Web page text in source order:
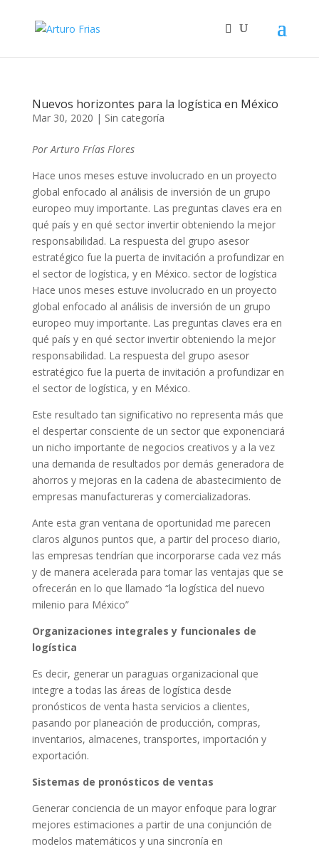
Nuevos horizontes para la logística en México
Mar 30, 2020 | Sin categoría
Por Arturo Frías Flores
Hace unos meses estuve involucrado en un proyecto
global enfocado al análisis de inversión de un grupo
europeo muy importante. Las preguntas claves era en
qué país y en qué sector invertir obteniendo la mejor
responsabilidad. La respuesta del grupo asesor
estratégico fue la puerta de invitación a profundizar en
el sector de logística, y en México. sector de logística
Hace unos meses estuve involucrado en un proyecto
global enfocado al análisis de inversión de un grupo
europeo muy importante. Las preguntas claves era en
qué país y en qué sector invertir obteniendo la mejor
responsabilidad. La respuesta del grupo asesor
estratégico fue la puerta de invitación a profundizar en
el sector de logística, y en México.
Este resultado tan significativo no representa más que
el despertar consciente de un sector que exponenciará
un nicho importante de negocios creativos y a la vez
una demanda de resultados por demás generadora de
ahorros y mejoras en la cadena de abastecimiento de
empresas manufactureras y comercializadoras.
Ante esta gran ventana de oportunidad me parecen
claros algunos puntos que, a partir del proceso diario,
las empresas tendrían que incorporarse cada vez más
y de manera acelerada para tomar las ventajas que se
ofrecerán en lo que llamado “la logística del nuevo
milenio para México”
Organizaciones integrales y funcionales de
logística
Es decir, generar un paraguas organizacional que
integre a todas las áreas de logística desde
pronósticos de venta hasta servicios a clientes,
pasando por planeación de producción, compras,
inventarios, almacenes, transportes, importación y
exportación.
Sistemas de pronósticos de ventas
Generar conciencia de un mayor enfoque para lograr
mejores estimaciones a partir de una conjunción de
modelos matemáticos y una sincronía en